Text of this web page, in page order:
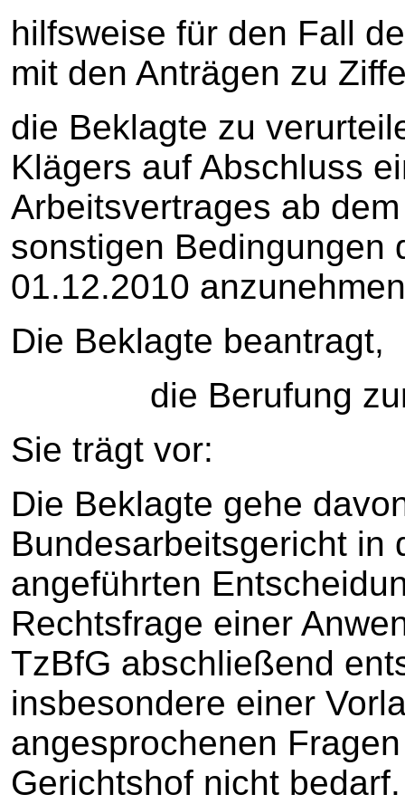
hilfsweise für den Fall
mit den Anträgen zu
die Beklagte zu
Klägers auf Abschluss
Arbeitsvertrages ab
sonstigen Bedingungen
01.12.2010
Die Beklagte beantragt,
die Berufung
Sie trägt vor:
Die Beklagte gehe
Bundesarbeitsgericht in
angeführten
Rechtsfrage einer
TzBfG abschließend
insbesondere einer
angesprochenen
Gerichtshof nicht bedarf.